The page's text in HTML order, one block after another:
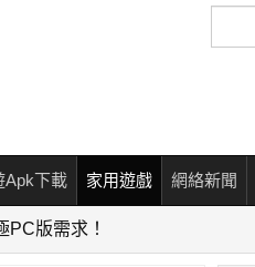
尋
Apk下載 家用遊戲 網絡新聞
版需求！